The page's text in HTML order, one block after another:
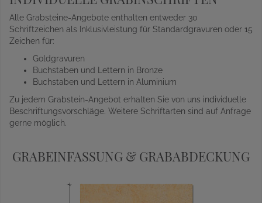
Alle Grabsteine-Angebote enthalten entweder 30
Schriftzeichen als Inklusivleistung für Standardgravuren oder 15
Zeichen für:
Goldgravuren
Buchstaben und Lettern in Bronze
Buchstaben und Lettern in Aluminium
Zu jedem Grabstein-Angebot erhalten Sie von uns individuelle
Beschriftungsvorschläge. Weitere Schriftarten sind auf Anfrage
gerne möglich.
GRABEINFASSUNG & GRABABDECKUNG